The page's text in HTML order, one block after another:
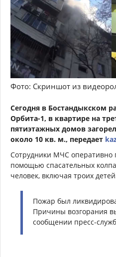
Фото: Скриншот из
Сегодня в Бостандыкском
Орбита-1, в квартире на
пятиэтажных домов
около 10 кв. м., передает
Сотрудники МЧС оперативно
помощью спасательных
человек, включая троих
Пожар был
Причины возгорания
сообщении пресс-